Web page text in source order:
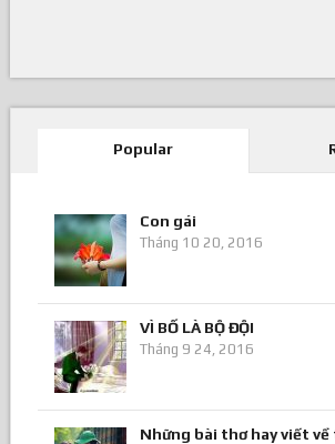
Popular
Con gái
Tháng 10 20, 2016
VÌ BỐ LÀ BỘ ĐỘI
Tháng 9 24, 2016
Những bài thơ hay viết về